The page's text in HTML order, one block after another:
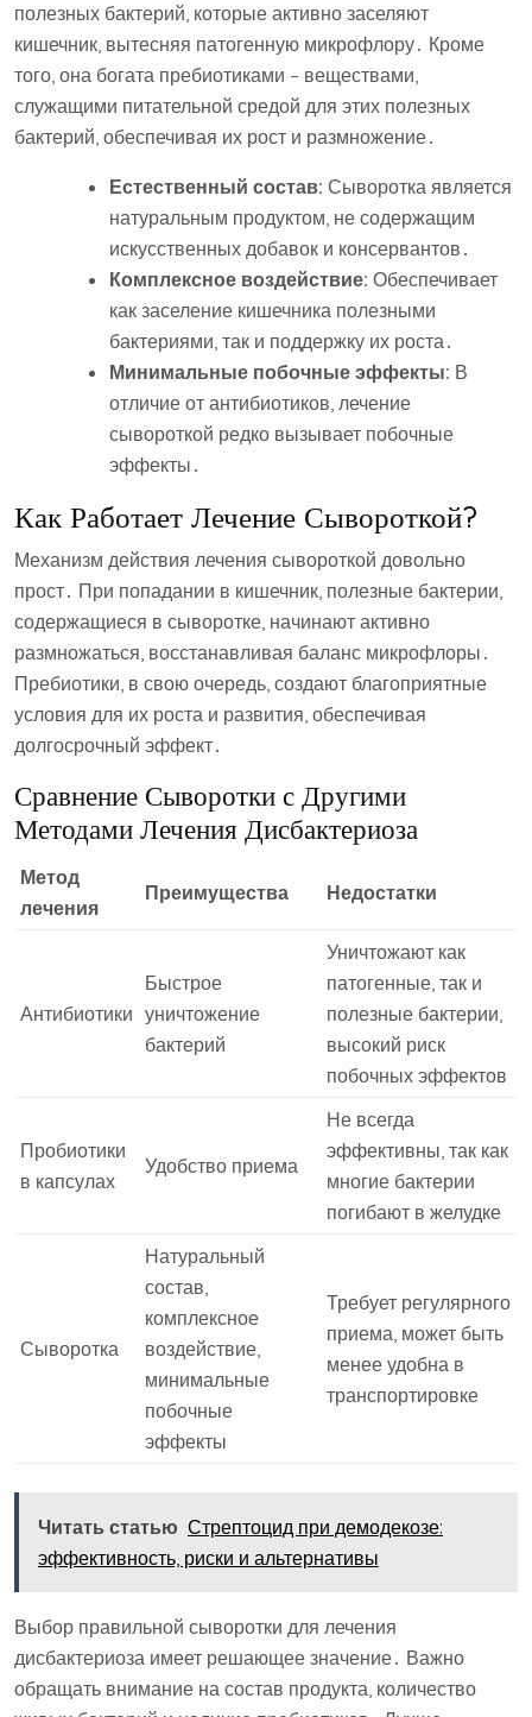
полезных бактерий, которые активно заселяют
кишечник, вытесняя патогенную микрофлору․ Кроме
того, она богата пребиотиками – веществами,
служащими питательной средой для этих полезных
бактерий, обеспечивая их рост и размножение․
Естественный состав: Сыворотка является
натуральным продуктом, не содержащим
искусственных добавок и консервантов․
Комплексное воздействие: Обеспечивает
как заселение кишечника полезными
бактериями, так и поддержку их роста․
Минимальные побочные эффекты: В
отличие от антибиотиков, лечение
сывороткой редко вызывает побочные
эффекты․
Как Работает Лечение Сывороткой?
Механизм действия лечения сывороткой довольно
прост․ При попадании в кишечник, полезные бактерии,
содержащиеся в сыворотке, начинают активно
размножаться, восстанавливая баланс микрофлоры․
Пребиотики, в свою очередь, создают благоприятные
условия для их роста и развития, обеспечивая
долгосрочный эффект․
Сравнение Сыворотки с Другими
Методами Лечения Дисбактериоза
Метод
лечения
Преимущества Недостатки
Антибиотики
Быстрое
уничтожение
бактерий
Уничтожают как
патогенные, так и
полезные бактерии,
высокий риск
побочных эффектов
Пробиотики
в капсулах
Удобство приема
Не всегда
эффективны, так как
многие бактерии
погибают в желудке
Сыворотка
Натуральный
состав,
комплексное
воздействие,
минимальные
побочные
эффекты
Требует регулярного
приема, может быть
менее удобна в
транспортировке
Читать статью Стрептоцид при демодекозе:
эффективность, риски и альтернативы
Выбор правильной сыворотки для лечения
дисбактериоза имеет решающее значение․ Важно
обращать внимание на состав продукта, количество